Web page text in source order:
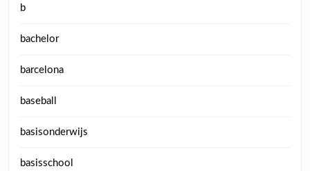
b
bachelor
barcelona
baseball
basisonderwijs
basisschool